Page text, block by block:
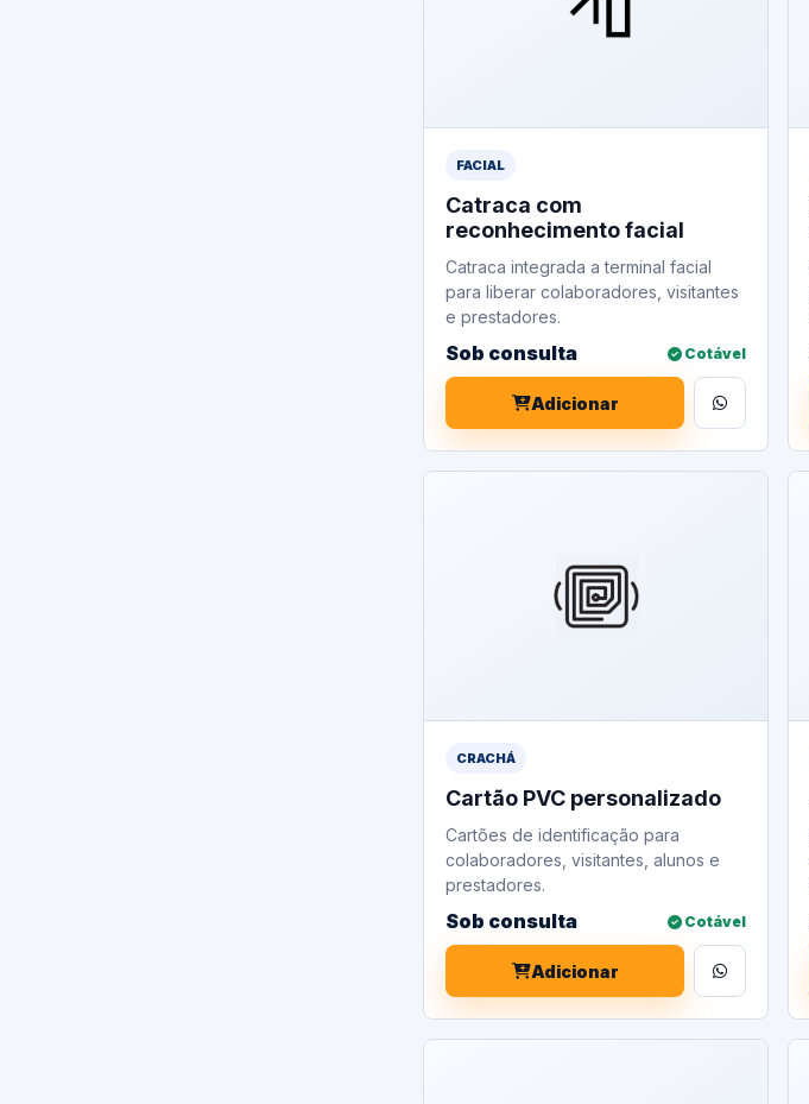
FACIAL
Catraca com
reconhecimento facial
Catraca integrada a terminal facial
para liberar colaboradores, visitantes
e prestadores.
Sob consulta Cotável
Adicionar
CRACHÁ
Cartão PVC personalizado
Cartões de identificação para
colaboradores, visitantes, alunos e
prestadores.
Sob consulta Cotável
Adicionar